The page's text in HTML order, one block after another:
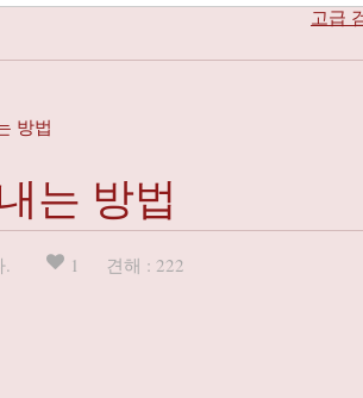
고급
방법
는 방법
. 1 견해 : 222